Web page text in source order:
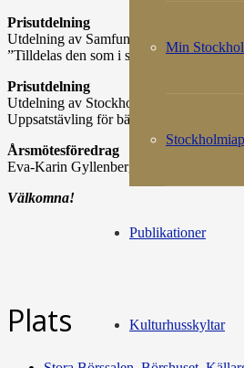
Min
Publikationer
Kulturhusskyltar
Prisutdelning
Utdelning av Samfundet S:t Eris
”Tilldelas den som i samfundets anda
Prisutdelning
Utdelning av Stockholmiapriset – när
Uppsatstävling för bästa master- eller
Årsmötesföredrag
Eva-Karin Gyllenberg, journalist,
Välkomna!
Plats